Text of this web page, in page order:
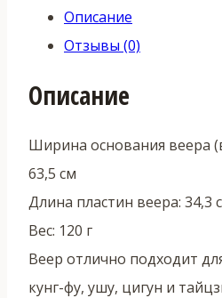
Описание
Отзывы (0)
Описание
Ширина основания веера
63,5 см
Длина пластин веера: 34,3
Вес: 120 г
Веер отлично подходит
кунг-фу, ушу, цигун и